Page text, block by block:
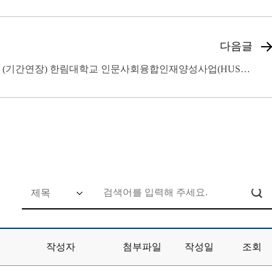
다음글
(기간연장) 한림대학교 인문사회융합인재양성사업(HUSS) 전담사업 직원 채용 공고(~5/1
작성자 첨부파일 작성일 조회